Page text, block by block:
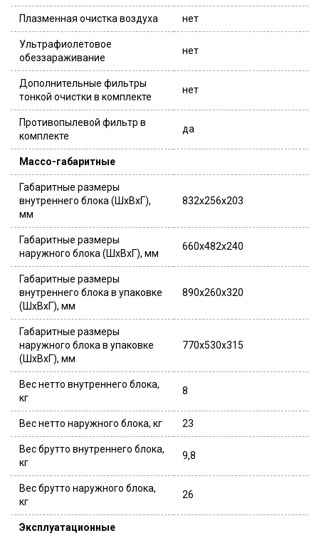
Плазменная очистка воздуха нет
Ультрафиолетовое
обеззараживание
нет
Дополнительные фильтры
тонкой очистки в комплекте
нет
Противопылевой фильтр в
комплекте
да
Массо-габаритные
Габаритные размеры
внутреннего блока (ШxВxГ),
мм
832x256x203
Габаритные размеры
наружного блока (ШxВxГ), мм
660x482x240
Габаритные размеры
внутреннего блока в упаковке
(ШxВxГ), мм
890x260x320
Габаритные размеры
наружного блока в упаковке
(ШxВxГ), мм
770x530x315
Вес нетто внутреннего блока,
кг
8
Вес нетто наружного блока, кг 23
Вес брутто внутреннего блока,
кг
9,8
Вес брутто наружного блока,
кг
26
Эксплуатационные